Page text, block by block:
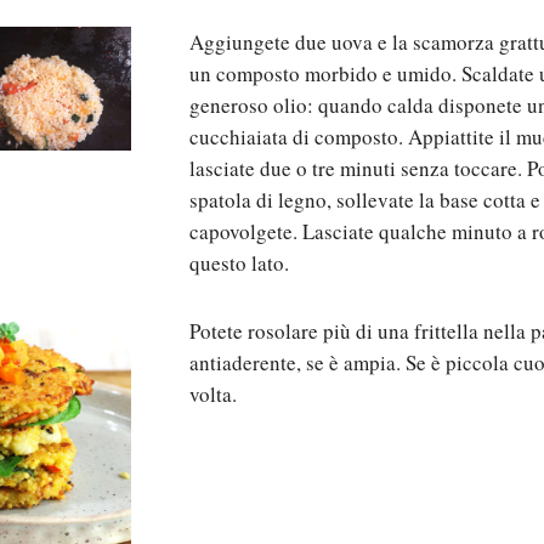
Aggiungete due uova e la scamorza
un composto morbido e umido. Scaldate
generoso olio: quando calda disponete
cucchiaiata di composto. Appiattite il
lasciate due o tre minuti senza toccare.
spatola di legno, sollevate la base cotta
capovolgete. Lasciate qualche minuto a
questo lato.
Potete rosolare più di una frittella nella
antiaderente, se è ampia. Se è piccola
volta.